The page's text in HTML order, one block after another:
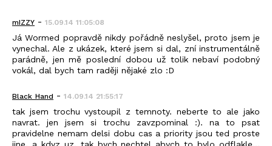
mIZZY - 15.09.14 11:05:08
Já Wormed popravdě nikdy pořádně neslyšel, proto jsem je
vynechal. Ale z ukázek, které jsem si dal, zní instrumentálně
parádně, jen mě poslední dobou už tolik nebaví podobný
vokál, dal bych tam raději nějaké zlo :D
Black_Hand - 14.09.14 21:55:17
tak jsem trochu vystoupil z temnoty. neberte to ale jako
navrat. jen jsem si trochu zavzpominal :). na to psat
pravidelne nemam delsi dobu cas a priority jsou ted proste